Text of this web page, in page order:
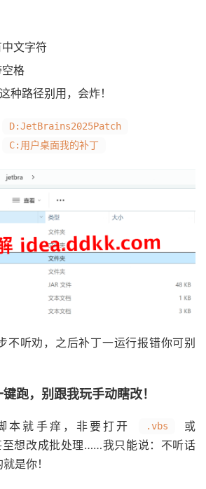
文字符
格
种路径别用，会炸！
D:JetBrains2025Patch
C:用户桌面我的补丁
不听劝，之后补丁一运行报错你可别
跑，别跟我玩手动瞎改！
本就手痒，非要打开 .vbs 或
至想改成批处理……我只能说：不听话
是你！